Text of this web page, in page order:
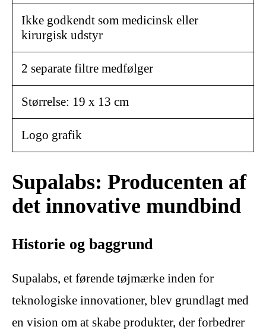
Ikke godkendt som medicinsk eller
kirurgisk udstyr
2 separate filtre medfølger
Størrelse: 19 x 13 cm
Logo grafik
Supalabs: Producenten af
det innovative mundbind
Historie og baggrund
Supalabs, et førende tøjmærke inden for
teknologiske innovationer, blev grundlagt med
en vision om at skabe produkter, der forbedrer